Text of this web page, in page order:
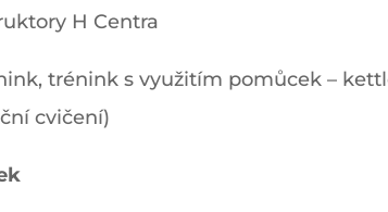
H Centra
trénink s využitím pomůcek –
cvičení)